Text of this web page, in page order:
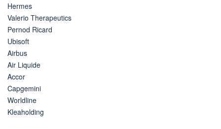
Hermes
Valerio Therapeutics
Pernod Ricard
Ubisoft
Airbus
Air Liquide
Accor
Capgemini
Worldline
Kleaholding